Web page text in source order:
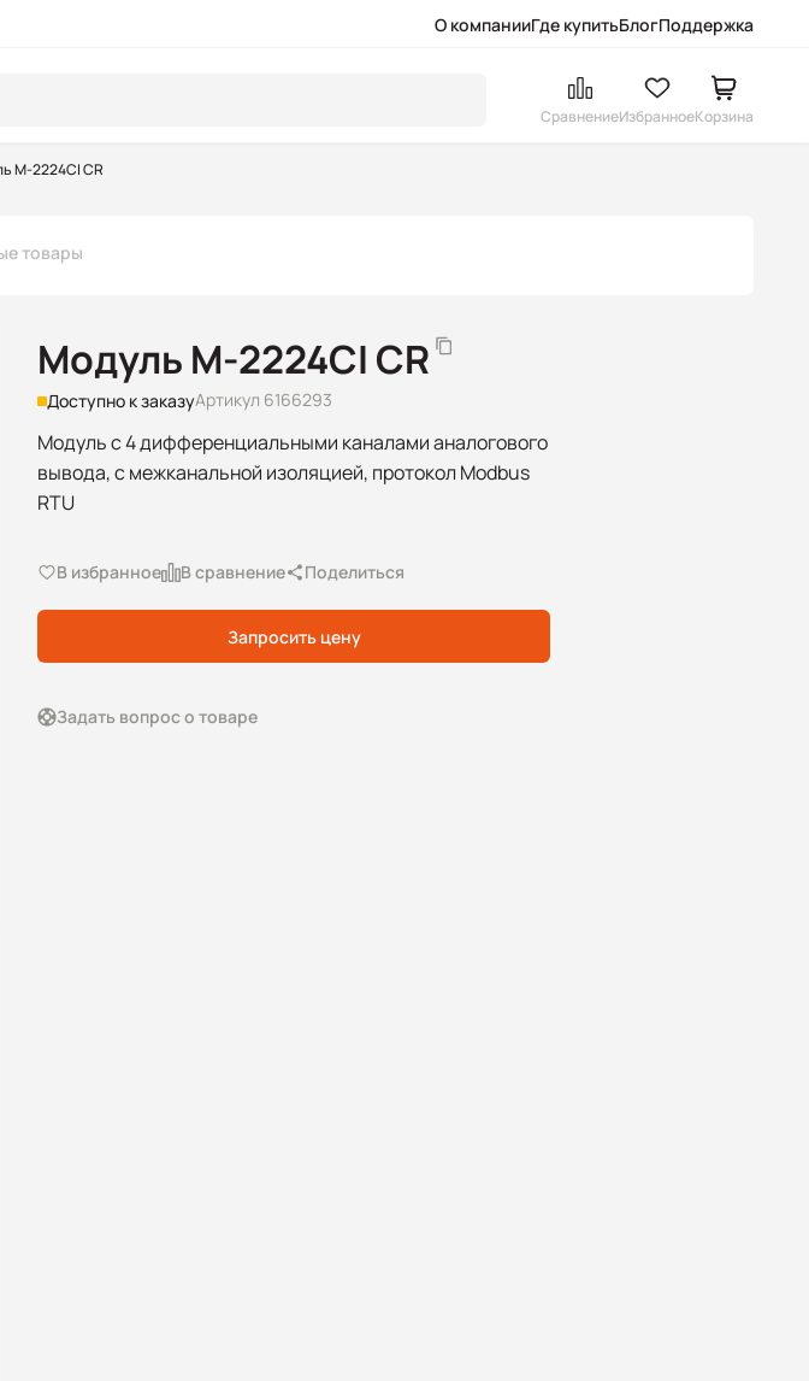
О компанииГде купитьБлогПоддержка
СравнениеИзбранноеКорзина
M-2224CI CR
товары
Модуль M-2224CI CR
Доступно к заказуАртикул 6166293
Модуль с 4 дифференциальными каналами аналогового
вывода, с межканальной изоляцией, протокол Modbus
RTU
В избранное В сравнение Поделиться
Запросить цену
Задать вопрос о товаре